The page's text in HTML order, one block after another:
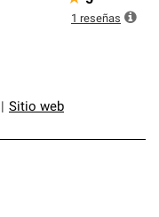
Sitio web
1 reseñas